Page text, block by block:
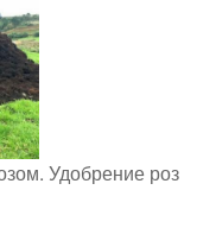
Удобрение роз